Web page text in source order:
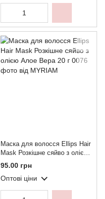
Маска для волосся Ellips Hair
Mask Розкішне сяйво з олією
Алое Вера 20 г
95.00 грн
Оптові ціни